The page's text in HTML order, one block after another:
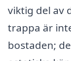
viktig del av
trappa är
bostaden;